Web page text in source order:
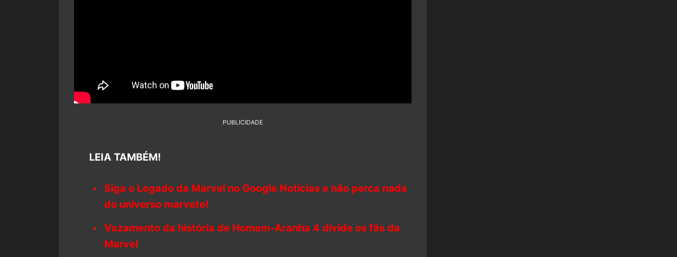
PUBLICIDADE
LEIA TAMBÉM!
Siga o Legado da Marvel no Google Notícias e não perca nada
do universo marvete!
Vazamento da história de Homem-Aranha 4 divide os fãs da
Marvel